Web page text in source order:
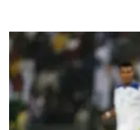
Avanza
la
sofisticación
de
la